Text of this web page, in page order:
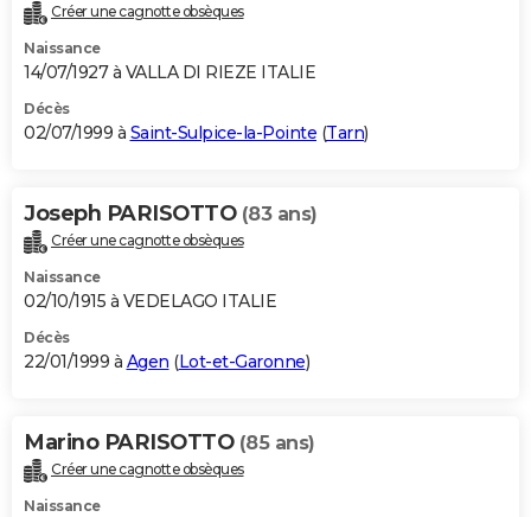
Créer une cagnotte obsèques
Naissance
14/07/1927 à VALLA DI RIEZE ITALIE
Décès
02/07/1999 à Saint-Sulpice-la-Pointe (Tarn)
Joseph PARISOTTO (83 ans)
Créer une cagnotte obsèques
Naissance
02/10/1915 à VEDELAGO ITALIE
Décès
22/01/1999 à Agen (Lot-et-Garonne)
Marino PARISOTTO (85 ans)
Créer une cagnotte obsèques
Naissance